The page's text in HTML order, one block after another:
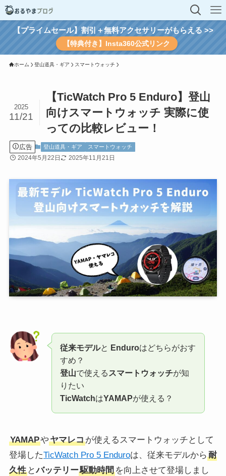
【プライムセール】割引＋無料アクセサリーがもらえる >>
【特典付き】Insta360公式リンク
ホーム 登山道具・ギア スマートウォッチ
【TicWatch Pro 5 Enduro】登山
向けスマートウォッチ 実際に使
っての比較レビュー！
2025
11/21
広告 登山道具・ギア スマートウォッチ
2024年5月22日 2025年11月21日
従来モデルと Enduroはどちらがおす
すめ？
登山で使える スマートウォッチが知
りたい
TicWatchはYAMAPが使える？
YAMAPやヤマレコが使えるスマートウォッチとして
登場したTicWatch Pro 5 Enduroは、従来モデルから 耐
久性とバッテリー駆動時間を向上させて登場しまし